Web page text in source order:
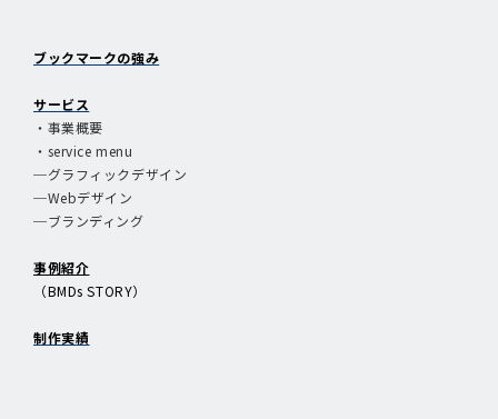
ブックマークの強み
サービス
・事業概要
・service menu
─グラフィックデザイン
─Webデザイン
─ブランディング
事例紹介
（BMDs STORY）
制作実績